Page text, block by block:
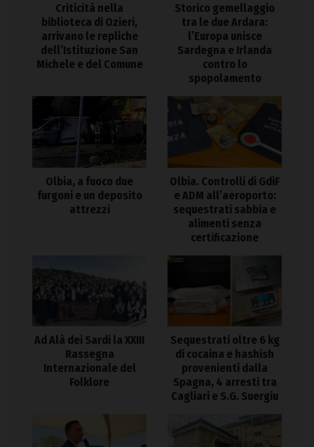
Criticità nella
biblioteca di Ozieri,
arrivano le repliche
dell’Istituzione San
Michele e del Comune
Storico gemellaggio
tra le due Ardara:
l’Europa unisce
Sardegna e Irlanda
contro lo
spopolamento
Olbia, a fuoco due
furgoni e un deposito
attrezzi
Olbia. Controlli di GdiF
e ADM all’aeroporto:
sequestrati sabbia e
alimenti senza
certificazione
Ad Alà dei Sardi la XXIII
Rassegna
Internazionale del
Folklore
Sequestrati oltre 6 kg
di cocaina e hashish
provenienti dalla
Spagna, 4 arresti tra
Cagliari e S.G. Suergiu